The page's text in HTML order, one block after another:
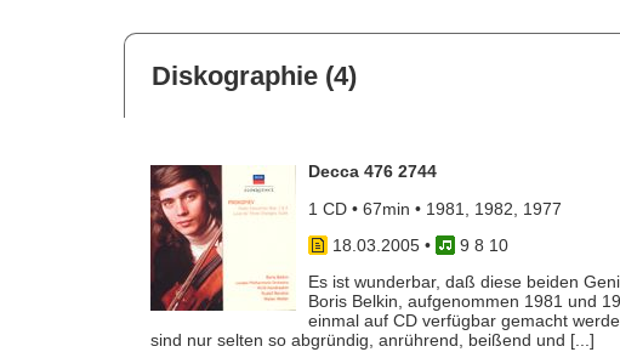
Diskographie (4)
Decca 476 2744
1 CD • 67min • 1981, 1982, 1977
18.03.2005•
9 8 10
Es ist wunderbar, daß diese beiden
Boris Belkin, aufgenommen 1981 und
einmal auf CD verfügbar gemacht
sind nur selten so abgründig, anrührend, beißend und [...]